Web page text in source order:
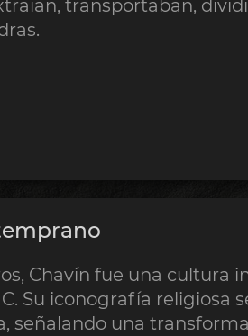
transportaban,
Chavín fue una cultura
Su iconografía religiosa
señalando una